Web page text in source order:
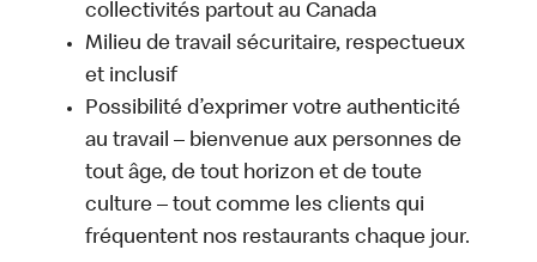
collectivités partout au Canada
Milieu de travail sécuritaire, respectueux
et inclusif
Possibilité d’exprimer votre authenticité
au travail – bienvenue aux personnes de
tout âge, de tout horizon et de toute
culture – tout comme les clients qui
fréquentent nos restaurants chaque jour.